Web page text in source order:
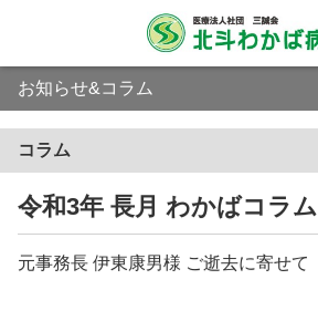
お知らせ&コラム
コラム
令和3年 長月 わかばコラム
元事務長 伊東康男様 ご逝去に寄せて